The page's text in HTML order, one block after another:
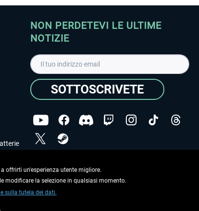
NON PERDETEVI LE ULTIME
NOTIZIE
SOTTOSCRIVETE
dei dati.
Copyright © Aerosoft GmbH. Tutti i diritti riservati.
offrirti un'esperienza utente migliore.
modificare la selezione in qualsiasi momento.
sulla tutela dei dati.